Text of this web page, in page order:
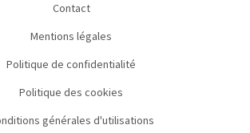
Contact
Mentions légales
Politique de confidentialité
Politique des cookies
générales d'utilisations